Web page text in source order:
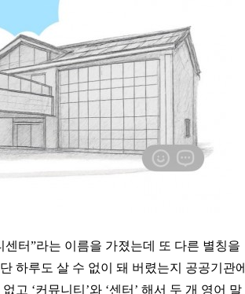
센터”라는 이름을 가졌는데 또 다른 별칭을
하루도 살 수 없이 돼 버렸는지 공공기관에
고 ‘커뮤니티 ’와 ‘센터 ’ 해서 두 개 영어 말